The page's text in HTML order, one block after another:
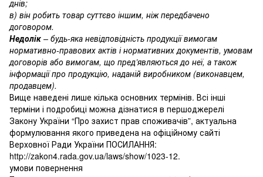
днів;
в) він робить товар суттєво іншим, ніж передбачено
договором.
Недолік – будь-яка невідповідність продукції вимогам
нормативно-правових актів і нормативних документів, умовам
договорів або вимогам, що пред’являються до неї, а також
інформації про продукцію, наданій виробником (виконавцем,
продавцем).
Вище наведені лише кілька основних термінів. Всі інші
терміни і подробиці можна дізнатися в першоджерелі
Закону України “Про захист прав споживачів”, актуальна
формулювання якого приведена на офіційному сайті
Верховної Ради України ПОСИЛАННЯ:
http://zakon4.rada.gov.ua/laws/show/1023-12.
умови повернення